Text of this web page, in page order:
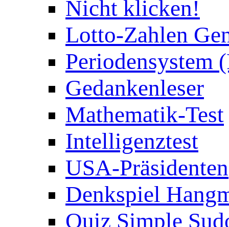
Nicht klicken!
Lotto-Zahlen
Periodensystem
Gedankenleser
Mathematik-Test
Intelligenztest
USA-Präsidenten
Denkspiel
Quiz Simple